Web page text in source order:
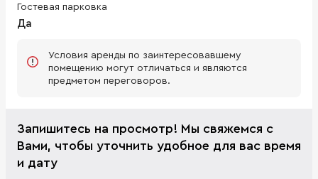
Гостевая парковка
Да
Условия аренды по заинтересовавшему
помещению могут отличаться и являются
предметом переговоров.
Запишитесь на просмотр! Мы свяжемся с
Вами, чтобы уточнить удобное для вас время
и дату